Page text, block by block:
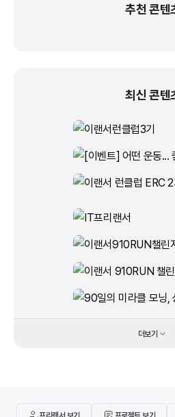
추천 콘텐
최신 콘텐
더보기